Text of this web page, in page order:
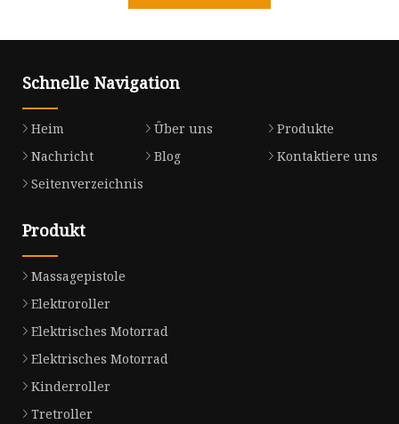
Schnelle Navigation
Heim Über uns
Produkte
Nachricht
Blog
Kontaktiere uns
Seitenverzeichnis
Produkt
Massagepistole
Elektroroller
Elektrisches Motorrad
Elektrisches Motorrad
Kinderroller
Tretroller